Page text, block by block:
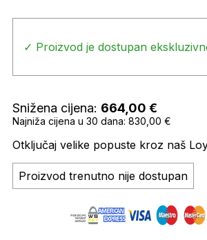
✓ Proizvod je dostupan
Snižena cijena: 664,00 €
Najniža cijena u 30 dana: 830,00 €
Otključaj velike popuste kroz naš
Proizvod trenutno nije dostupan